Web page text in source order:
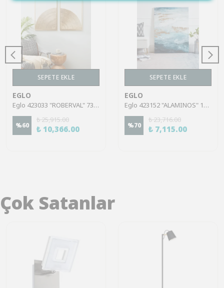
SEPETE EKLE
EGLO
Eglo 423033 "ROBERVAL" 73 Cm Yüksekliğinde 53 Cm Uzunluğunda Dekoratif Duvar Tablo Resim 2'Li Set
%60
₺ 25,915.00
₺ 10,366.00
SEPETE EKLE
EGLO
Eglo 423152 "ALAMINOS" 120 Cm Yüksekliğinde 90 Cm Uzunluğunda Dekoratif Duvar Tablo Resim
%70
₺ 23,716.00
₺ 7,115.00
Çok Satanlar